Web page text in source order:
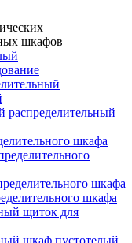
шкафов
распределительный
шкафа
шкафа
шкафа
щиток для
шкаф пустотелый